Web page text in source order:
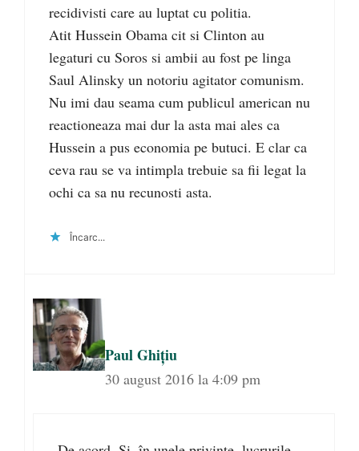
recidivisti care au luptat cu politia.
Atit Hussein Obama cit si Clinton au
legaturi cu Soros si ambii au fost pe linga
Saul Alinsky un notoriu agitator comunism.
Nu imi dau seama cum publicul american nu
reactioneaza mai dur la asta mai ales ca
Hussein a pus economia pe butuci. E clar ca
ceva rau se va intimpla trebuie sa fii legat la
ochi ca sa nu recunosti asta.
Încarc...
Paul Ghiţiu
30 august 2016 la 4:09 pm